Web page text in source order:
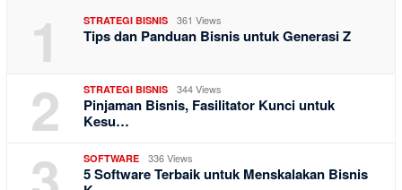
1 STRATEGI BISNIS 361 Views
Tips dan Panduan Bisnis untuk Generasi Z
2 STRATEGI BISNIS 344 Views
Pinjaman Bisnis, Fasilitator Kunci untuk
Kesu…
SOFTWARE 336 Views
5 Software Terbaik untuk Menskalakan Bisnis